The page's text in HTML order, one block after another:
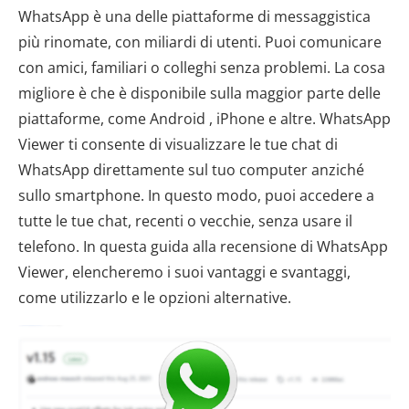
WhatsApp è una delle piattaforme di messaggistica
più rinomate, con miliardi di utenti. Puoi comunicare
con amici, familiari o colleghi senza problemi. La cosa
migliore è che è disponibile sulla maggior parte delle
piattaforme, come Android , iPhone e altre. WhatsApp
Viewer ti consente di visualizzare le tue chat di
WhatsApp direttamente sul tuo computer anziché
sullo smartphone. In questo modo, puoi accedere a
tutte le tue chat, recenti o vecchie, senza usare il
telefono. In questa guida alla recensione di WhatsApp
Viewer, elencheremo i suoi vantaggi e svantaggi,
come utilizzarlo e le opzioni alternative.